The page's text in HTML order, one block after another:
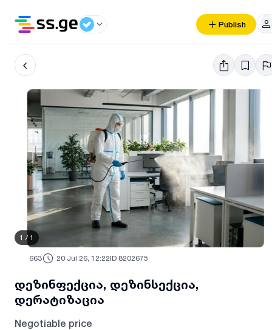
Publish
1 / 1
663 20 Jul 26, 12:22ID 8202675
დეზინფექცია, დეზინსექცია,
დერატიზაცია
Negotiable price